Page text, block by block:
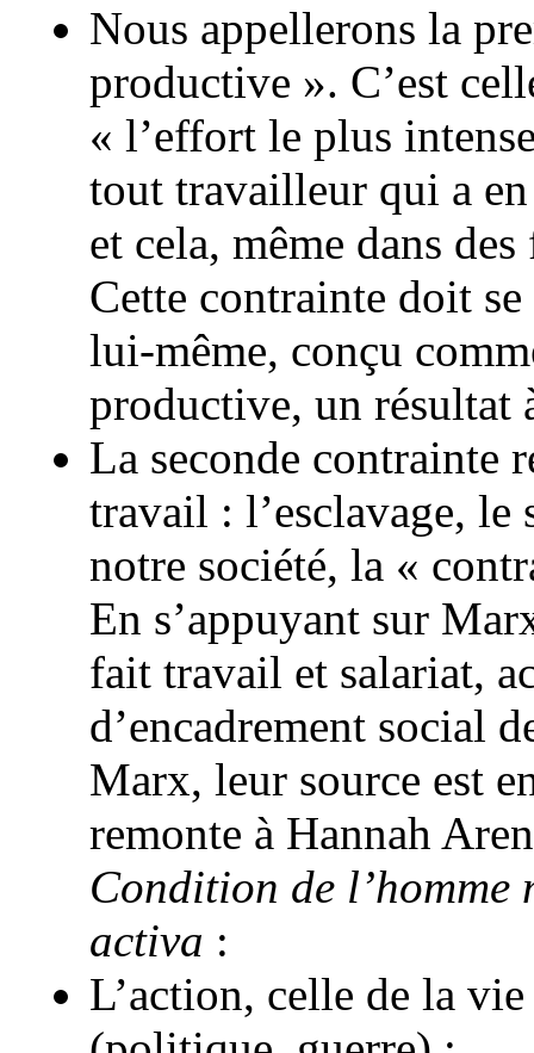
Nous appellerons la
productive ». C’est
« l’effort le plus
tout travailleur qui a
et cela, même dans
Cette contrainte doit
lui-même, conçu
productive, un résultat
La seconde contrainte
travail : l’esclavage, le
notre société, la «
En s’appuyant sur
fait travail et salariat,
d’encadrement social
Marx, leur source est
remonte à Hannah
Condition de l’homme
activa :
L’action, celle de la